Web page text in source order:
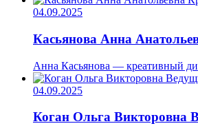
04.09.2025
Касьянова Анна
Анна Касьянова — креативный
04.09.2025
Коган Ольга Викторовна